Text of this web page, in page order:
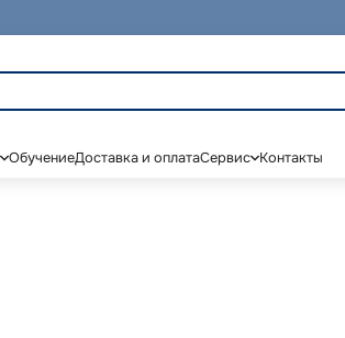
ОбучениеДоставка и оплатаСервис Контакты